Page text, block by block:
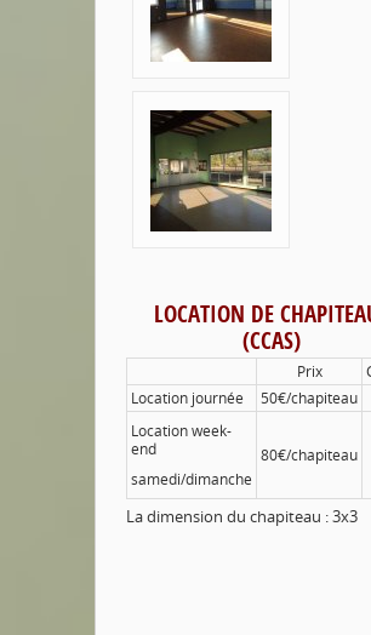
LOCATION DE
(CCAS)
Prix
Location journée
50€/chapiteau
Location week-
end
samedi/dimanche
80€/chapiteau
La dimension du chapiteau : 3x3